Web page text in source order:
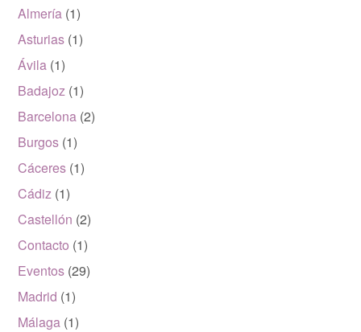
Almería (1)
Asturias (1)
Ávila (1)
Badajoz (1)
Barcelona (2)
Burgos (1)
Cáceres (1)
Cádiz (1)
Castellón (2)
Contacto (1)
Eventos (29)
Madrid (1)
Málaga (1)